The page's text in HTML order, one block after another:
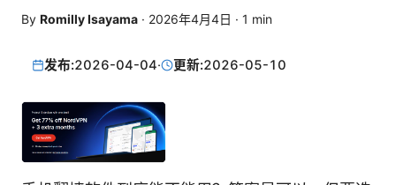
By Romilly Isayama · 2026年4月4日 · 1 min
发布:2026-04-04· 更新:2026-05-10